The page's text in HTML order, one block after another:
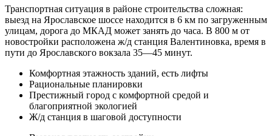
Транспортная ситуация в районе строительства сложная:
выезд на Ярославское шоссе находится в 6 км по загруженным
улицам, дорога до МКАД может занять до часа. В 800 м от
новостройки расположена ж/д станция Валентиновка, время в
пути до Ярославского вокзала 35—45 минут.
Комфортная этажность зданий, есть лифты
Рациональные планировки
Престижный город с комфортной средой и
благоприятной экологией
Ж/д станция в шаговой доступности